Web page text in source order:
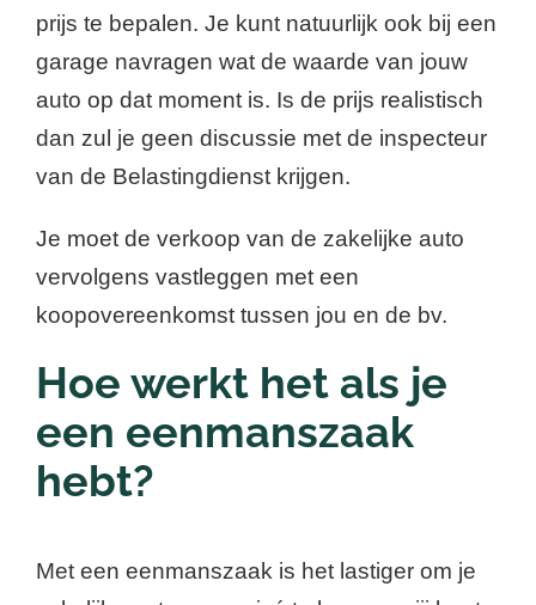
prijs te bepalen. Je kunt natuurlijk ook bij een
garage navragen wat de waarde van jouw
auto op dat moment is. Is de prijs realistisch
dan zul je geen discussie met de inspecteur
van de Belastingdienst krijgen.
Je moet de verkoop van de zakelijke auto
vervolgens vastleggen met een
koopovereenkomst tussen jou en de bv.
Hoe werkt het als je
een eenmanszaak
hebt?
Met een eenmanszaak is het lastiger om je